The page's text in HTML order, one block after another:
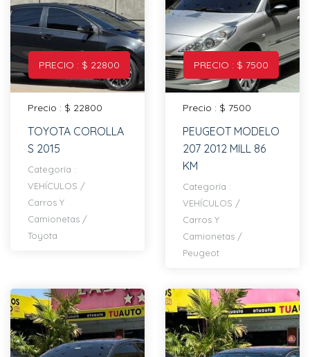
PRECIO : $ 22800
Precio : $ 22800
TOYOTA COROLLA
S 2015
Categoría :
VEHÍCULOS /
Carros Y
Camionetas /
Toyota
PRECIO : $ 7500
Precio : $ 7500
PEUGEOT MODELO
207 2012 MILL 86
KM
Categoría :
VEHÍCULOS /
Carros Y
Camionetas /
Peugeot